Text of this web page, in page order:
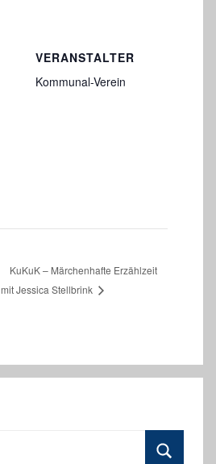
VERANSTALTER
Kommunal-Verein
KuKuK – Märchenhafte Erzählzeit
mit Jessica Stellbrink